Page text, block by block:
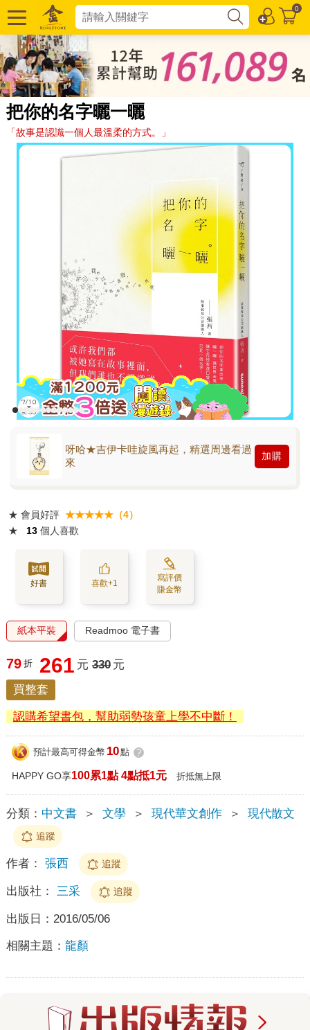
0
把你的名字曬一曬
「故事是認識一個人最溫柔的方式。」
呀哈★吉伊卡哇旋風再起，精選周邊看過
來
加購
★ 會員好評 ★★★★★（4）
★
13 個人喜歡
好書 喜歡+1
寫評價
賺金幣
紙本平裝 Readmoo 電子書
79 折 261 元 330 元
買整套
認購希望書包，幫助弱勢孩童上學不中斷！
預計最高可得金幣 10點 ?
HAPPY GO享100累1點 4點抵1元 折抵無上限
分類： 中文書 ＞ 文學 ＞ 現代華文創作 ＞ 現代散文
追蹤
作者： 張西 追蹤
出版社： 三采 追蹤
出版日： 2016/05/06
相關主題： 龍顏